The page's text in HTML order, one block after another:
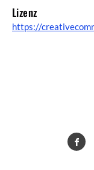
Lizenz
https://